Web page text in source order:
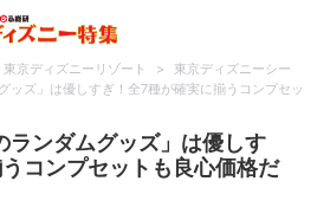
東京ディズニーリゾート >
東京ディズニーシー
ッズ」は優しすぎ！全7種が確実に揃うコンプセッ
ランダムグッズ」は優しす
コンプセットも良心価格だ